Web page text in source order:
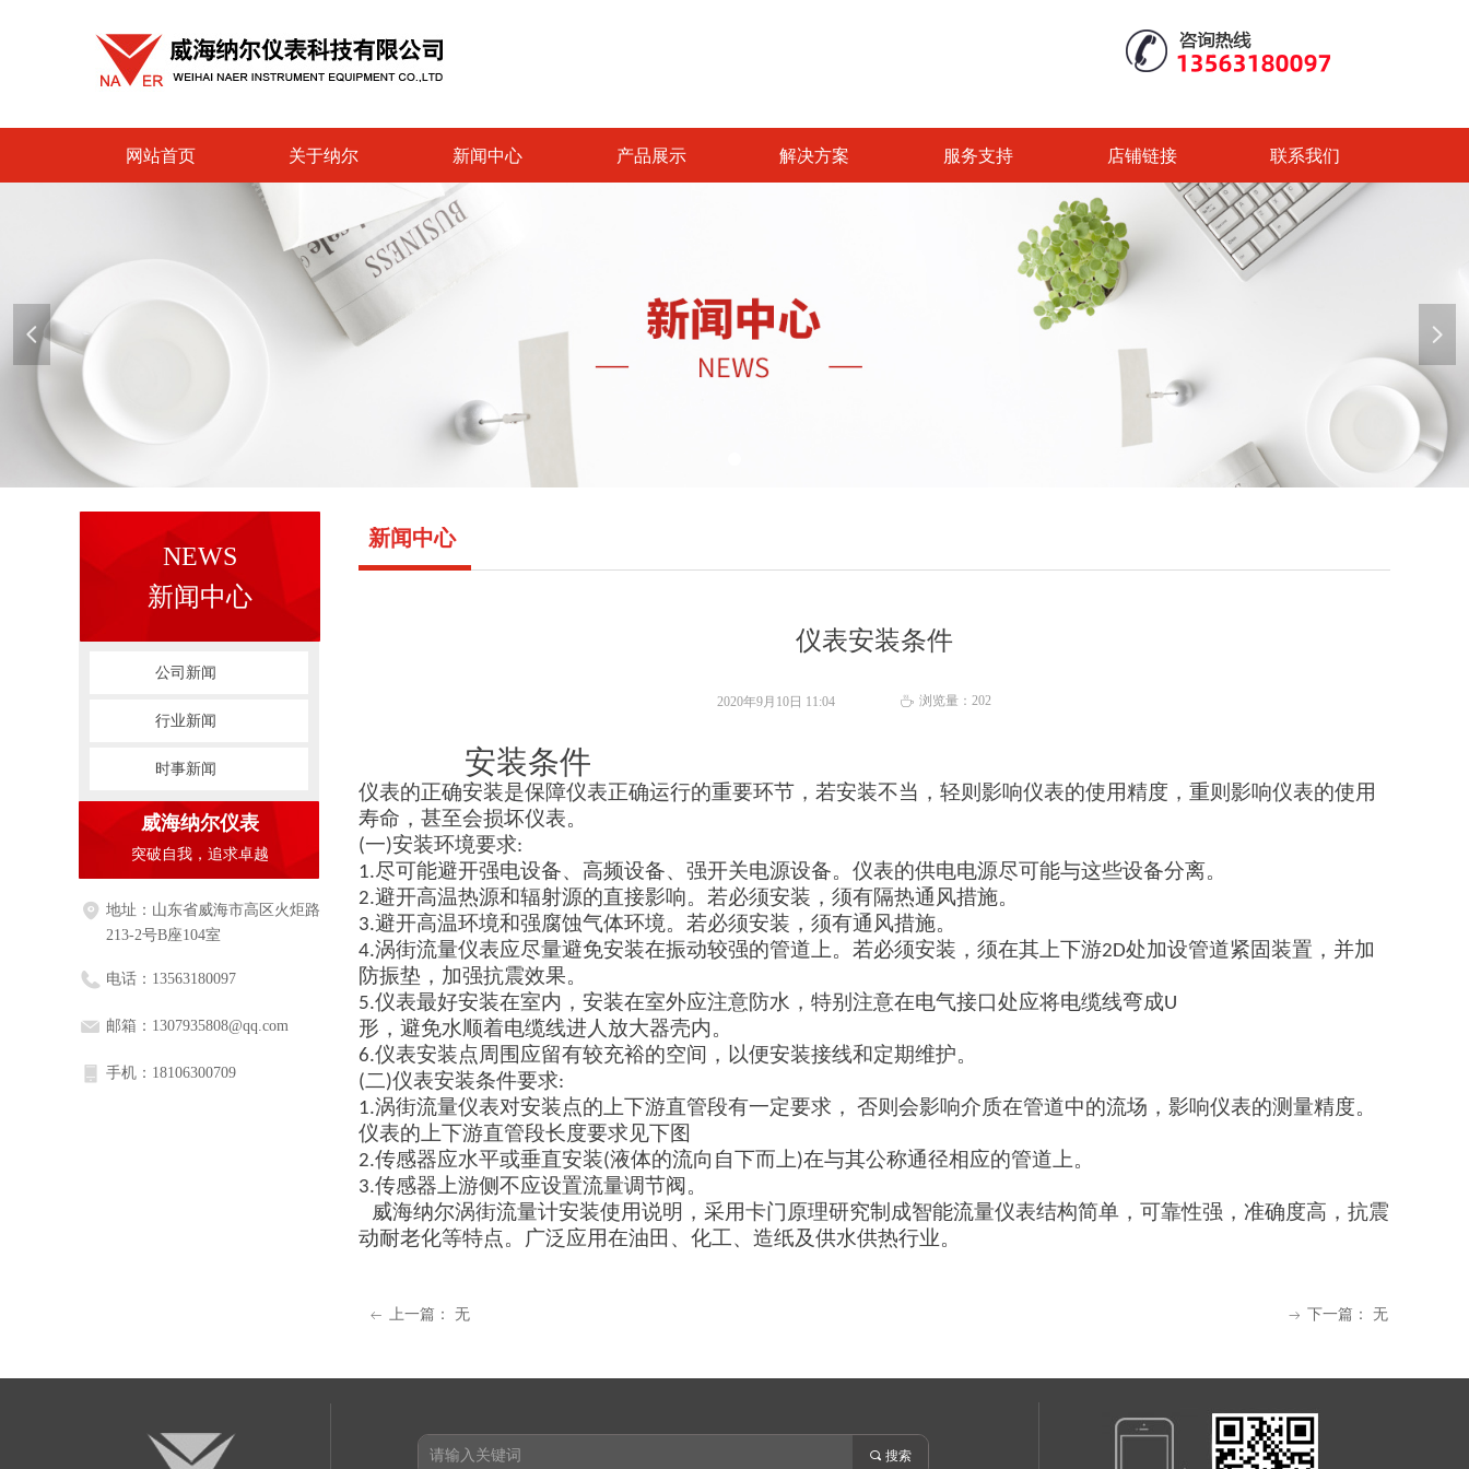
网站首页 关于纳尔 新闻中心 产品展示 解决方案 服务支持 店铺链接 联系我们
넳 넲
仪表安装条件
安装条件
仪表的正确安装是保障仪表正确运行的重要环节，若安装不当，轻则影响仪表的使用精度，重则影响仪表的使用
寿命，甚至会损坏仪表。
(一)安装环境要求:
1.尽可能避开强电设备、高频设备、强开关电源设备。仪表的供电电源尽可能与这些设备分离。
2.避开高温热源和辐射源的直接影响。若必须安装，须有隔热通风措施。
3.避开高温环境和强腐蚀气体环境。若必须安装，须有通风措施。
4.涡街流量仪表应尽量避免安装在振动较强的管道上。若必须安装，须在其上下游2D处加设管道紧固装置，并加
防振垫，加强抗震效果。
5.仪表最好安装在室内，安装在室外应注意防水，特别注意在电气接口处应将电缆线弯成U
形，避免水顺着电缆线进人放大器壳内。
6.仪表安装点周围应留有较充裕的空间，以便安装接线和定期维护。
(二)仪表安装条件要求:
1.涡街流量仪表对安装点的上下游直管段有一定要求 ，
否则会影响介质在管道中的流场，影响仪表的测量精度。
仪表的上下游直管段长度要求见下图
2.传感器应水平或垂直安装(液体的流向自下而上)在与其公称通径相应的管道上。
3.传感器上游侧不应设置流量调节阀。
威海纳尔涡街流量计安装使用说明，采用卡门原理研究制成智能流量仪表结构简单，可靠性强，准确度高，抗震
动耐老化等特点。广泛应用在油田、化工、造纸及供水供热行业。
2020年9月10日 11:04 ꄘ 浏览量： 202
ꂃ 上一篇： 无 ꁹ 下一篇： 无
新闻中心
公司新闻
行业新闻
时事新闻
NEWS
新闻中心
地址： 山东省威海市高区火炬路
213-2号B座104室
电话： 13563180097
邮箱： 1307935808@qq.com
手机： 18106300709
威海纳尔仪表
突破自我，追求卓越
끠 搜索